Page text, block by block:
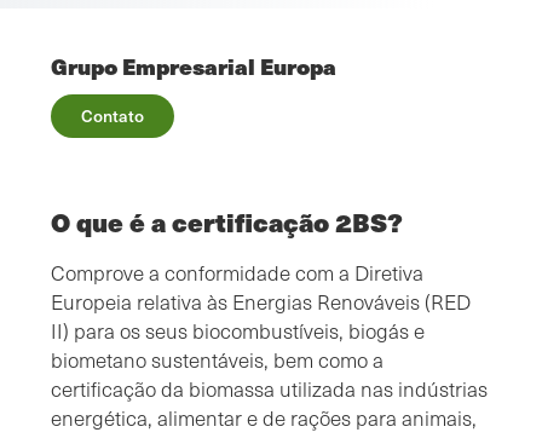
Grupo Empresarial Europa
Contato
O que é a certificação 2BS?
Comprove a conformidade com a Diretiva
Europeia relativa às Energias Renováveis (RED
II) para os seus biocombustíveis, biogás e
biometano sustentáveis, bem como a
certificação da biomassa utilizada nas indústrias
energética, alimentar e de rações para animais,